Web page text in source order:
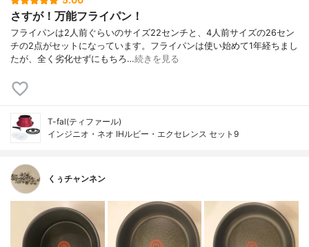
さすが！万能フライパン！
フライパンは2人前ぐらいのサイズ22センチと、4人前サイズの26セン
チの2点がセットになっています。フライパンは使い始めて1年経ちまし
たが、全く劣化せずにもちろ…続きを見る
T-fal(ティファール)
インジニオ・ネオ IHルビー・エクセレンス セット9
くぅチャンネン